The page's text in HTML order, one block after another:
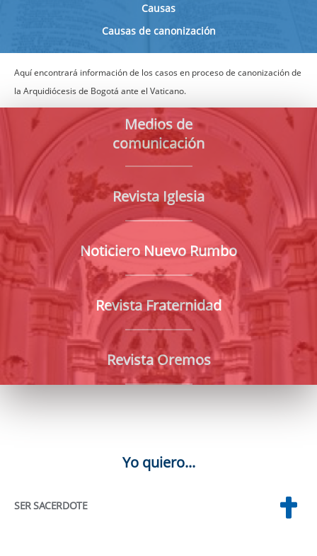
Causas
Causas de canonización
Aquí encontrará información de los casos en proceso de canonización de
la Arquidiócesis de Bogotá ante el Vaticano.
Medios de
comunicación
Revista Iglesia
Noticiero Nuevo Rumbo
Revista Fraternidad
Revista Oremos
Yo quiero...
SER SACERDOTE